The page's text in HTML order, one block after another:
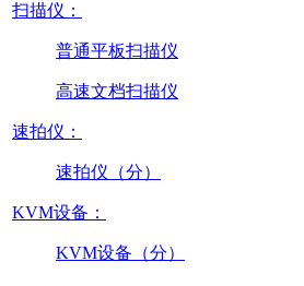
扫描仪：
普通平板扫描仪
高速文档扫描仪
速拍仪：
速拍仪（分）
KVM设备：
KVM设备（分）